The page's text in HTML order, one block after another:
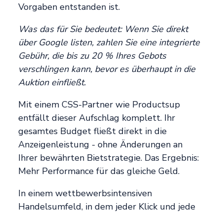
Vorgaben entstanden ist.
Was das für Sie bedeutet: Wenn Sie direkt
über Google listen, zahlen Sie eine integrierte
Gebühr, die bis zu 20 % Ihres Gebots
verschlingen kann, bevor es überhaupt in die
Auktion einfließt.
Mit einem CSS-Partner wie Productsup
entfällt dieser Aufschlag komplett. Ihr
gesamtes Budget fließt direkt in die
Anzeigenleistung - ohne Änderungen an
Ihrer bewährten Bietstrategie. Das Ergebnis:
Mehr Performance für das gleiche Geld.
In einem wettbewerbsintensiven
Handelsumfeld, in dem jeder Klick und jede